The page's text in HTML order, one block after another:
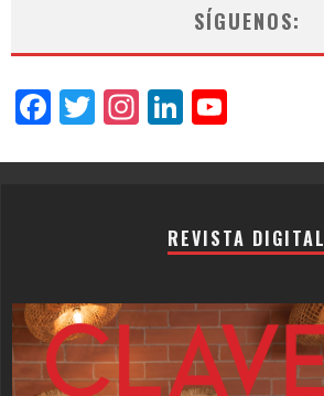
SÍGUENOS:
Facebook
Twitter
Instagram
LinkedIn
REVISTA DIGITAL